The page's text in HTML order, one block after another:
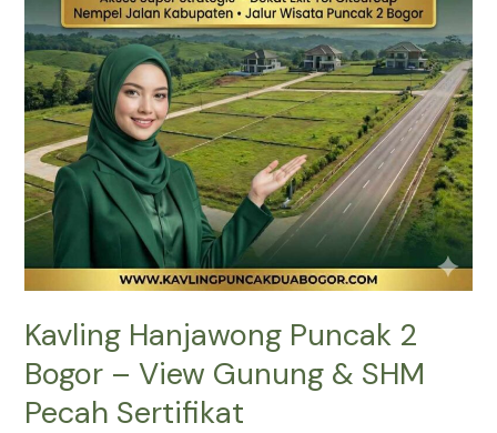
Kavling Hanjawong Puncak 2
Bogor – View Gunung & SHM
Pecah Sertifikat
Gunung
&
SHM
Pecah
Sertifikat